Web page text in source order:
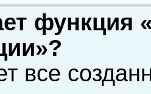
функция
все